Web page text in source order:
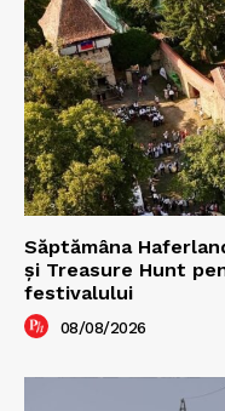
Săptămâna
şi Treasure Hunt
festivalului
08/08/2026